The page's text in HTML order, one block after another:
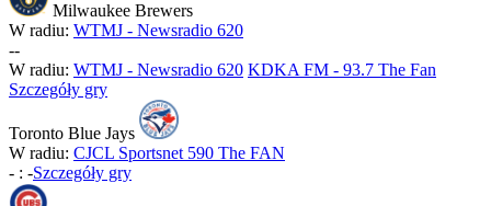
Milwaukee Brewers
W radiu: WTMJ - Newsradio 620
--
W radiu: WTMJ - Newsradio 620 KDKA FM - 93.7 The Fan
Szczegóły gry
Toronto Blue Jays
W radiu: CJCL Sportsnet 590 The FAN
- : -Szczegóły gry